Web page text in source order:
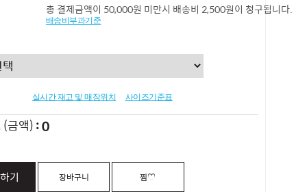
총 결제금액이 50,000원 미만시 배송비 2,500원이 청구됩니다.
배송비부과기준
실시간 재고 및 매장위치 사이즈기준표
(금액) 0
기 장바구니 찜♡